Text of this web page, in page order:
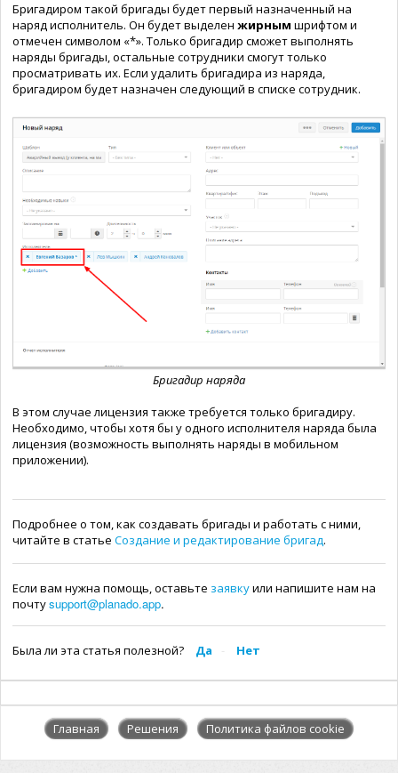
Бригадиром такой бригады будет первый назначенный на
наряд исполнитель. Он будет выделен жирным шрифтом и
отмечен символом «*». Только бригадир сможет выполнять
наряды бригады, остальные сотрудники смогут только
просматривать их. Если удалить бригадира из наряда,
бригадиром будет назначен следующий в списке сотрудник.
Бригадир наряда
В этом случае лицензия также требуется только бригадиру.
Необходимо, чтобы хотя бы у одного исполнителя наряда была
лицензия (возможность выполнять наряды в мобильном
приложении).
Подробнее о том, как создавать бригады и работать с ними,
читайте в статье Создание и редактирование бригад.
Если вам нужна помощь, оставьте заявкуили напишите нам на
почтуsupport@planado.app.
Была ли эта статья полезной? Да Нет
Главная Решения Политика файлов cookie